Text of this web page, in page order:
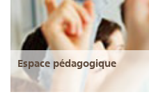
Espace pédagogique